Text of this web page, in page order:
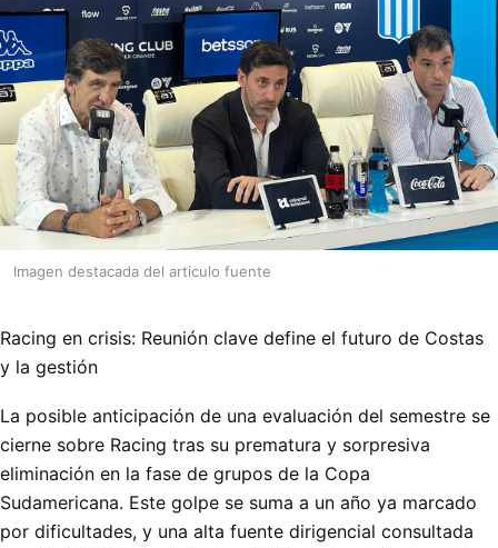
Imagen destacada del articulo fuente
Racing en crisis: Reunión clave define el futuro de Costas
y la gestión
La posible anticipación de una evaluación del semestre se
cierne sobre Racing tras su prematura y sorpresiva
eliminación en la fase de grupos de la Copa
Sudamericana. Este golpe se suma a un año ya marcado
por dificultades, y una alta fuente dirigencial consultada